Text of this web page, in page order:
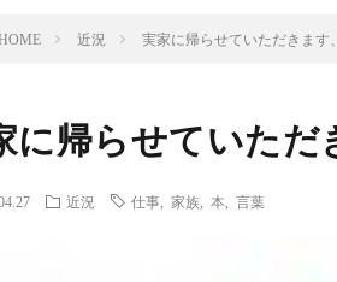
近況 実家に帰らせていただきます
に帰らせていただ
近況 仕事 家族 本 言葉